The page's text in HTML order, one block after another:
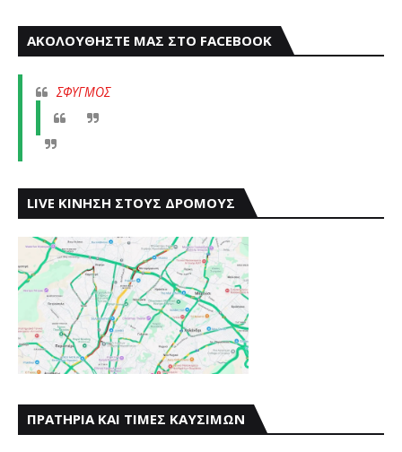
ΑΚΟΛΟΥΘΗΣΤΕ ΜΑΣ ΣΤΟ FACEBOOK
ΣΦΥΓΜΟΣ
LIVE ΚΙΝΗΣΗ ΣΤΟΥΣ ΔΡΟΜΟΥΣ
ΠΡΑΤΗΡΙΑ ΚΑΙ ΤΙΜΕΣ ΚΑΥΣΙΜΩΝ